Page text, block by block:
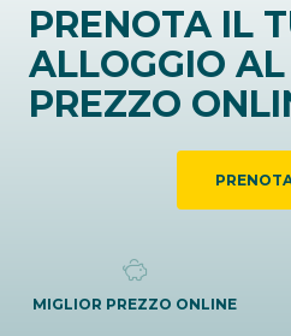
PRENOTA IL
ALLOGGIO
PREZZO
MIGLIOR PREZZO ONLINE